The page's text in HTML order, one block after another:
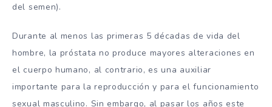
del semen).
Durante al menos las primeras 5 décadas de vida del
hombre, la próstata no produce mayores alteraciones en
el cuerpo humano, al contrario, es una auxiliar
importante para la reproducción y para el funcionamiento
sexual masculino. Sin embargo, al pasar los años este